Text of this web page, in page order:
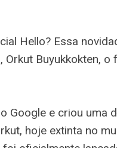
Hello? Essa
Buyukkokten,
Google e criou uma
hoje extinta no